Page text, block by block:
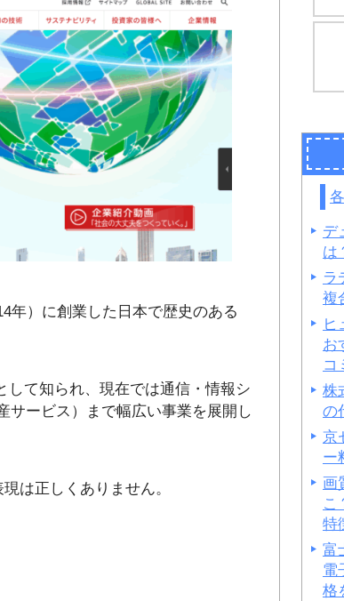
年）に創業した日本で歴史のある
して知られ、現在では通信・情報シ
サービス）まで幅広い事業を展開し
は正しくありません。
デ
は
ラ
複
ヒ
お
コ
株
の
京
ー
画
こ
特
富
電
格